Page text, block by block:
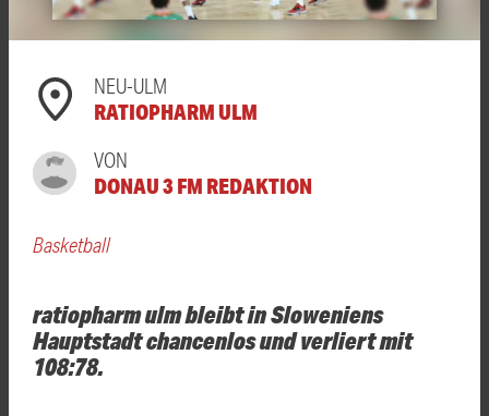
NEU-ULM
RATIOPHARM ULM
VON
DONAU 3 FM REDAKTION
Basketball
ratiopharm ulm bleibt in Sloweniens
Hauptstadt chancenlos und verliert mit
108:78.